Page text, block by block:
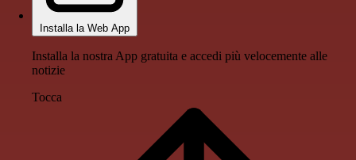
Installa la Web App
Installa la nostra App gratuita e accedi più velocemente alle
notizie
Tocca